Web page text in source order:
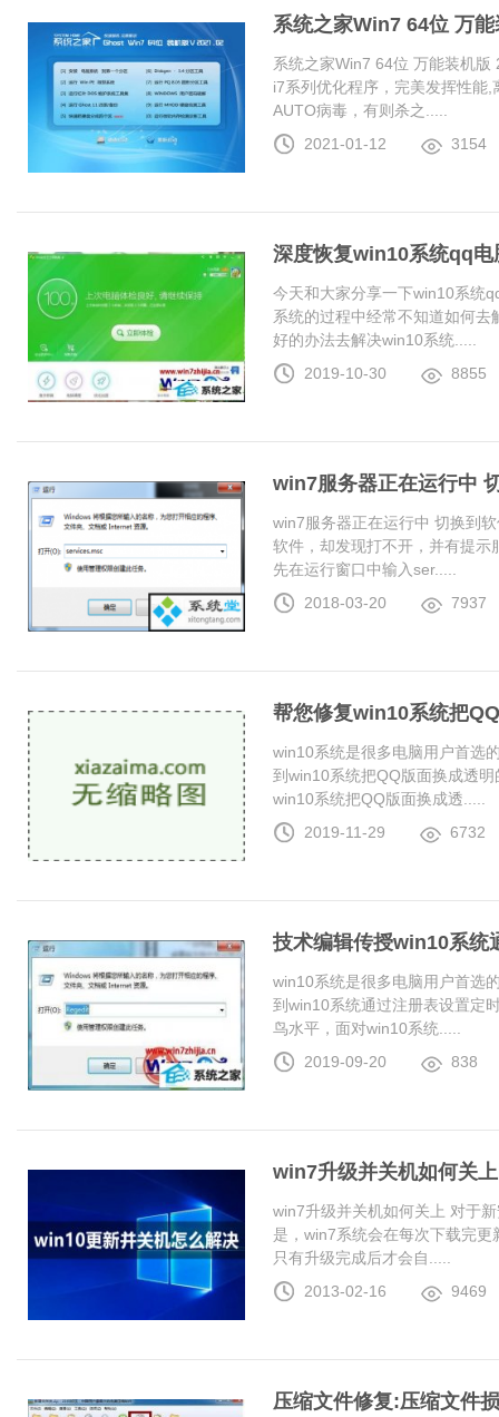
系统之家Win7 64位 万
系统之家Win7 64位 万能装机
i7系列优化程序，完美发挥性能
AUTO病毒，有则杀之.....
2021-01-12
3154
深度恢复win10系统qq
今天和大家分享一下win10系统
系统的过程中经常不知道如何
好的办法去解决win10系统.....
2019-10-30
8855
win7服务器正在运行中
win7服务器正在运行中 切换到
软件，却发现打不开，并有提
先在运行窗口中输入ser.....
2018-03-20
7937
帮您修复win10系统把
win10系统是很多电脑用户首选
到win10系统把QQ版面换成透
win10系统把QQ版面换成透.....
2019-11-29
6732
技术编辑传授win10系统
win10系统是很多电脑用户首选
到win10系统通过注册表设置定
鸟水平，面对win10系统.....
2019-09-20
838
win7升级并关机如何关上
win7升级并关机如何关上 对于
是，win7系统会在每次下载完
只有升级完成后才会自.....
2013-02-16
9469
压缩文件修复:压缩文件